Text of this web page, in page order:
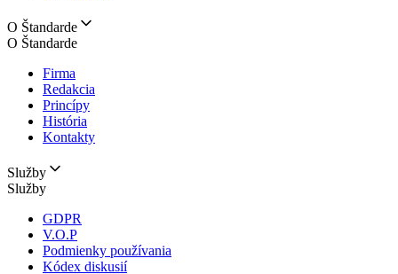
O Štandarde
O Štandarde
Firma
Redakcia
Princípy
História
Kontakty
Služby
Služby
GDPR
V.O.P
Podmienky používania
Kódex diskusií